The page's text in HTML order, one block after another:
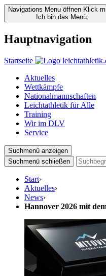
Navigations Menu öffnen Klick
Ich bin das Menü.
Hauptnavigation
Startseite
Aktuelles
Wettkämpfe
Nationalmannschaften
Leichtathletik für Alle
Training
Wir im DLV
Service
Suchmenü anzeigen
Suchmenü schließen
Start›
Aktuelles›
News›
Hannover 2026 mit